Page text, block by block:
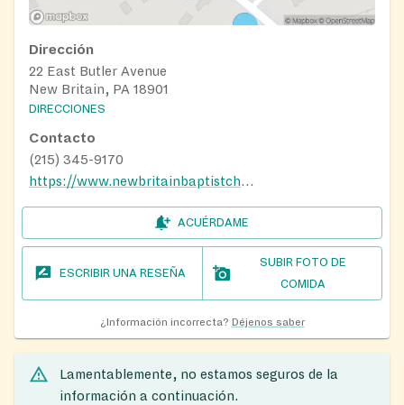
Dirección
22 East Butler Avenue
New Britain, PA 18901
DIRECCIONES
Contacto
(215) 345-9170
https://www.newbritainbaptistchurch.org/food-pantry/
ACUÉRDAME
ESCRIBIR UNA RESEÑA
SUBIR FOTO DE
COMIDA
¿Información incorrecta? Déjenos saber
Lamentablemente, no estamos seguros de la
información a continuación.